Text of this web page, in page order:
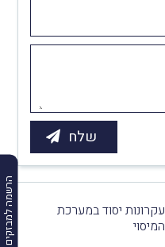
הרשמה למבזקים
עקרונות יסוד במערכת
המיסוי